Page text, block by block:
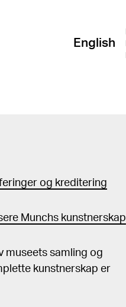
English
og kreditering
Munchs kunstnerskap
museets samling og
kunstnerskap er